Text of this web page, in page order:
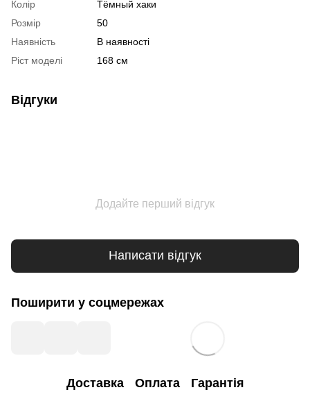
Колір
Тёмный хаки
Розмір
50
Наявність
В наявності
Ріст моделі
168 см
Відгуки
Додайте перший відгук
Написати відгук
Поширити у соцмережах
Доставка Оплата Гарантія